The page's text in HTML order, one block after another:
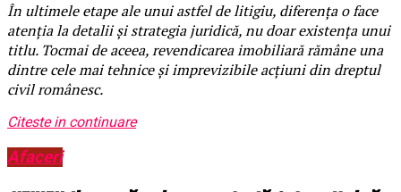
În ultimele etape ale unui astfel de litigiu, diferența o face
atenția la detalii și strategia juridică, nu doar existența unui
titlu. Tocmai de aceea, revendicarea imobiliară rămâne una
dintre cele mai tehnice și imprevizibile acțiuni din dreptul
civil românesc.
Citeste in continuare
Afaceri